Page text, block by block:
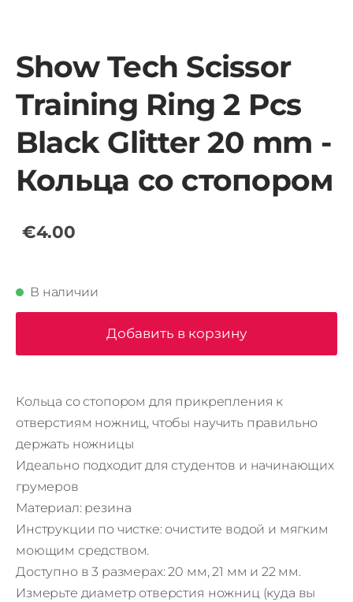
Show Tech Scissor
Training Ring 2 Pcs
Black Glitter 20 mm -
Кольца со стопором
€4.00
В наличии
Добавить в корзину
Кольца со стопором для прикрепления к
отверстиям ножниц, чтобы научить правильно
держать ножницы
Идеально подходит для студентов и начинающих
грумеров
Материал: резина
Инструкции по чистке: очистите водой и мягким
моющим средством.
Доступно в 3 размерах: 20 мм, 21 мм и 22 мм.
Измерьте диаметр отверстия ножниц (куда вы